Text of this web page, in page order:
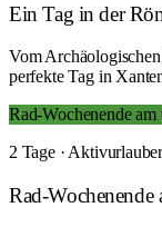
Ein Tag in der
Vom
perfekte Tag in
Rad-Wochenende
2 Tage ·
Rad-Wochenende